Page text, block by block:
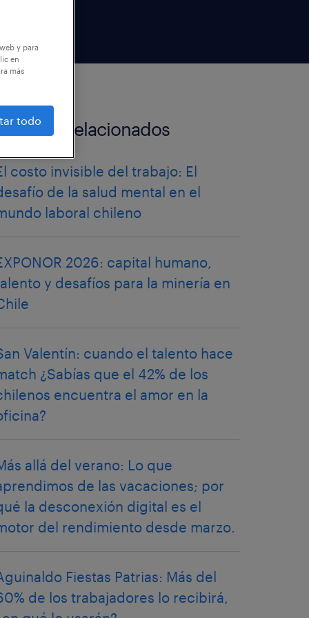
relacionados
costo invisible del trabajo: El
de la salud mental en el
laboral chileno
2026: capital humano,
y desafíos para la minería en
Valentín: cuando el talento hace
¿Sabías que el 42% de los
encuentra el amor en la
allá del verano: Lo que
de las vacaciones; por
la desconexión digital es el
del rendimiento desde marzo.
Fiestas Patrias: Más del
de los trabajadores lo recibirá,
y para
en
más
todo